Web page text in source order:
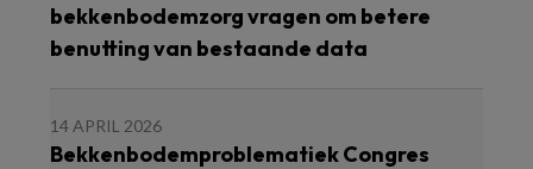
bekkenbodemzorg vragen om betere
benutting van bestaande data
14 APRIL 2026
Bekkenbodemproblematiek Congres